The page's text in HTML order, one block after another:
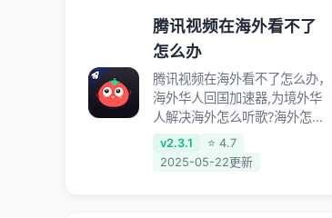
腾讯视频在海外看不了
怎么办
腾讯视频在海外看不了怎么办，
海外华人回国加速器,为境外华
人解决海外怎么听歌?海外怎么
看剧?海外怎么玩游戏不卡等境
外难题,全球回国稳定国内节点,
v2.3.1
⭐ 4.7
2025-05-22更新